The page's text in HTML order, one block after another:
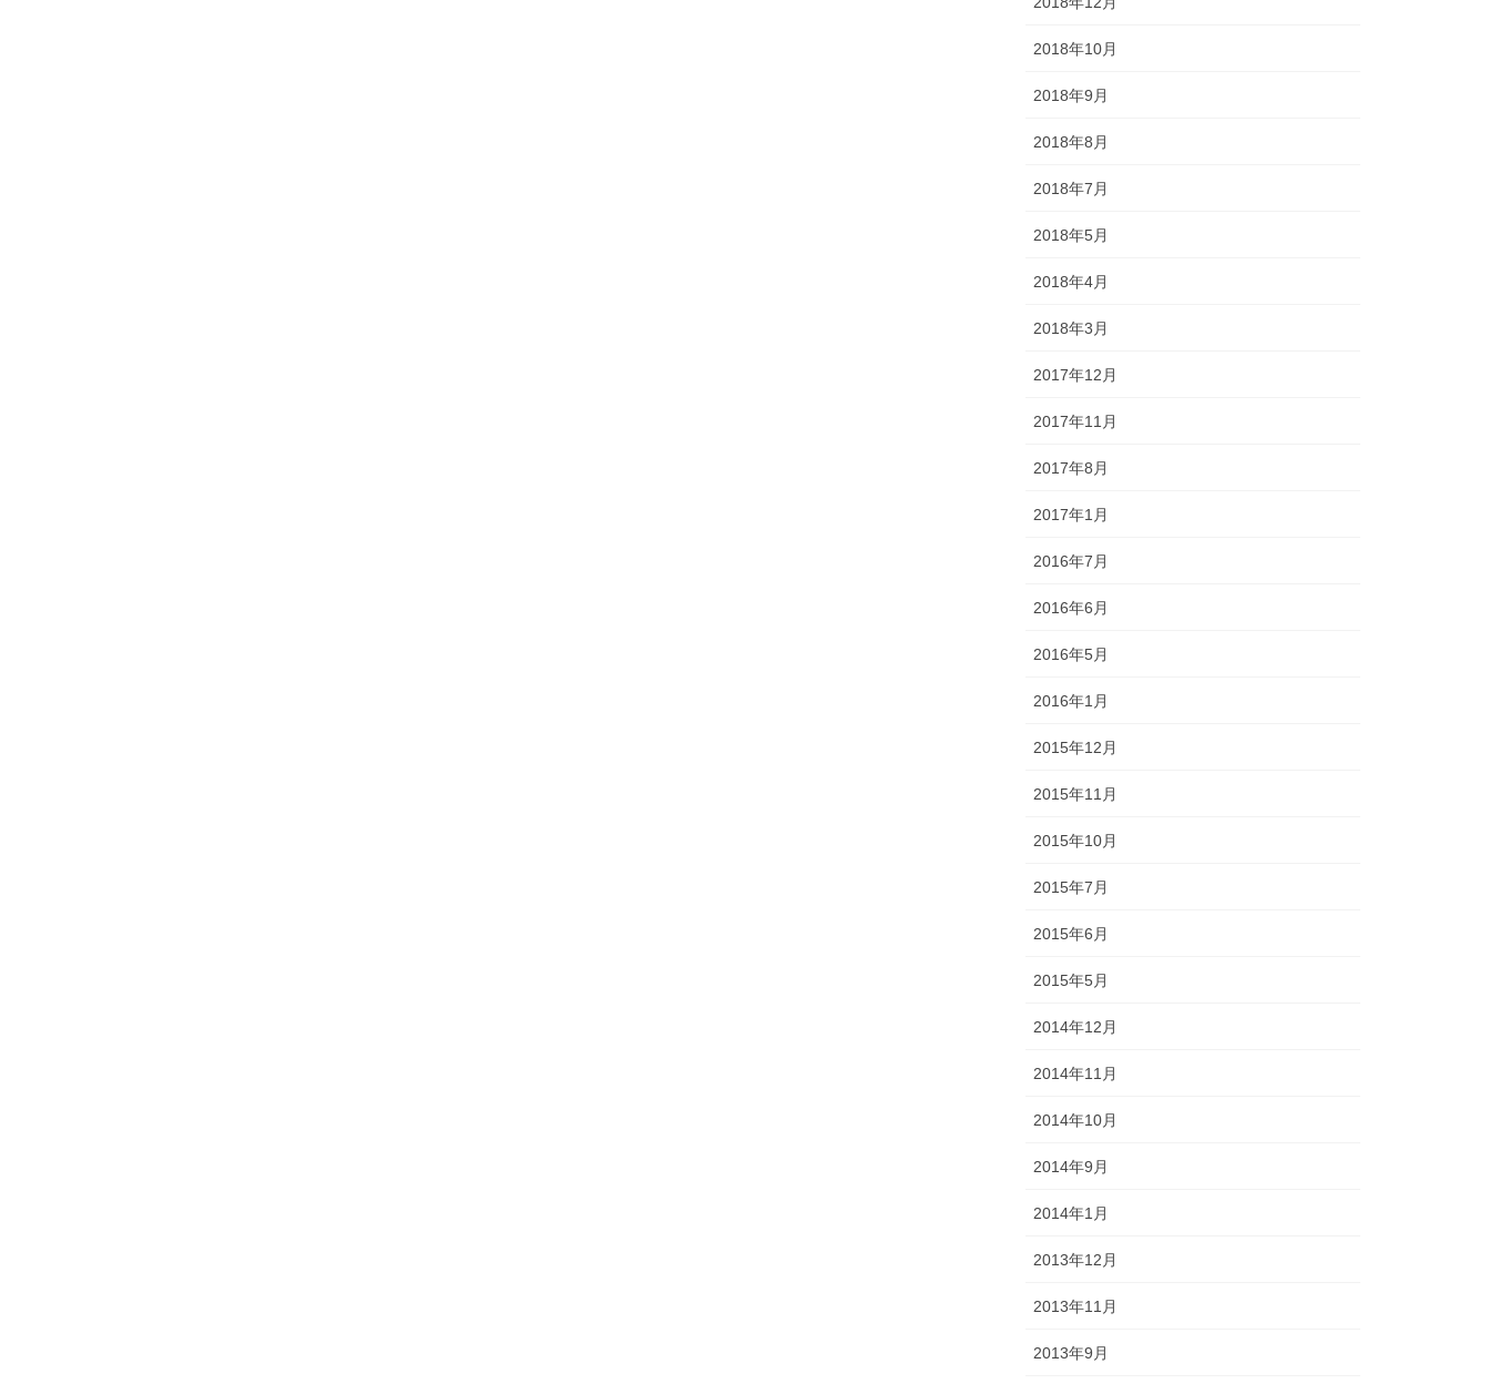
2018年10月
2018年9月
2018年8月
2018年7月
2018年5月
2018年4月
2018年3月
2017年12月
2017年11月
2017年8月
2017年1月
2016年7月
2016年6月
2016年5月
2016年1月
2015年12月
2015年11月
2015年10月
2015年7月
2015年6月
2015年5月
2014年12月
2014年11月
2014年10月
2014年9月
2014年1月
2013年12月
2013年11月
2013年9月